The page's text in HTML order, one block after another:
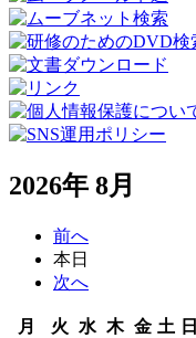
2026年 8月
前へ
本日
次へ
月 火 火水 水
木木金金土 土
日